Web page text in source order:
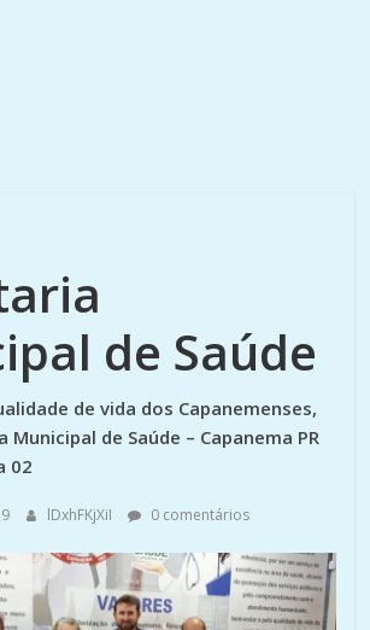
de Saúde
de vida dos Capanemenses,
Municipal de Saúde – Capanema PR
02
lDxhFKjXiI 0 comentários